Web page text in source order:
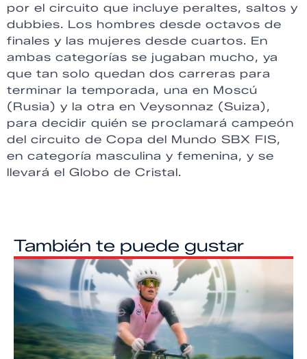
por el circuito que incluye peraltes, saltos y
dubbies. Los hombres desde octavos de
finales y las mujeres desde cuartos. En
ambas categorías se jugaban mucho, ya
que tan solo quedan dos carreras para
terminar la temporada, una en Moscú
(Rusia) y la otra en Veysonnaz (Suiza),
para decidir quién se proclamará campeón
del circuito de Copa del Mundo SBX FIS,
en categoría masculina y femenina, y se
llevará el Globo de Cristal.
También te puede gustar